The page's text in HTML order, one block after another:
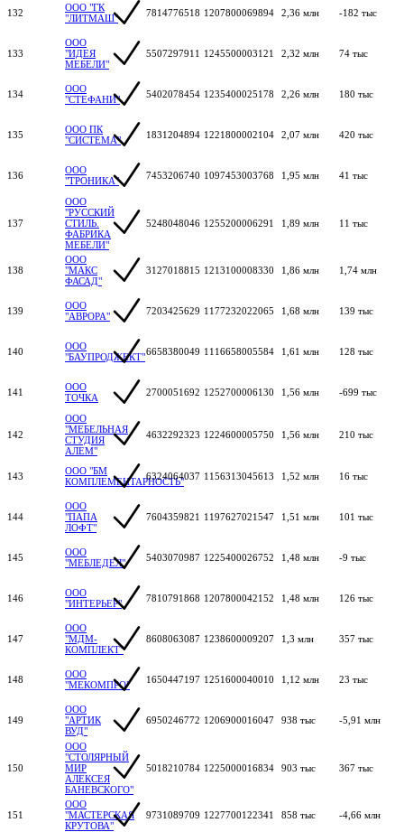
132
ООО "ГК
"ЛИТМАШ"
7814776518 1207800069894 2,36 млн -182 тыс
133
ООО
"ИДЕЯ
МЕБЕЛИ"
5507297911 1245500003121 2,32 млн 74 тыс
134
ООО
"СТЕФАНИ"
5402078454 1235400025178 2,26 млн 180 тыс
135
ООО ПК
"СИСТЕМА"
1831204894 1221800002104 2,07 млн 420 тыс
136
ООО
"ТРОНИКА"
7453206740 1097453003768 1,95 млн 41 тыс
137
ООО
"РУССКИЙ
СТИЛЬ.
ФАБРИКА
МЕБЕЛИ"
5248048046 1255200006291 1,89 млн 11 тыс
138
ООО
"МАКС
ФАСАД"
3127018815 1213100008330 1,86 млн 1,74 млн
139
ООО
"АВРОРА"
7203425629 1177232022065 1,68 млн 139 тыс
140
ООО
"БАУПРОДЖЕКТ"6658380049 1116658005584 1,61 млн 128 тыс
141
ООО
ТОЧКА
2700051692 1252700006130 1,56 млн -699 тыс
142
ООО
"МЕБЕЛЬНАЯ
СТУДИЯ
АЛЕМ"
4632292323 1224600005750 1,56 млн 210 тыс
143
ООО "БМ
КОМПЛЕМЕНТАРНОСТЬ"
6324064037 1156313045613 1,52 млн 16 тыс
144
ООО
"ПАПА
ЛОФТ"
7604359821 1197627021547 1,51 млн 101 тыс
145
ООО
"МЕБЛЕДЕЛ"
5403070987 1225400026752 1,48 млн -9 тыс
146
ООО
"ИНТЕРЬЕР"
7810791868 1207800042152 1,48 млн 126 тыс
147
ООО
"МДМ-
КОМПЛЕКТ"
8608063087 1238600009207 1,3 млн 357 тыс
148
ООО
"МЕКОМПРО"
1650447197 1251600040010 1,12 млн 23 тыс
149
ООО
"АРТИК
ВУД"
6950246772 1206900016047 938 тыс -5,91 млн
150
ООО
"СТОЛЯРНЫЙ
МИР
АЛЕКСЕЯ
БАНЕВСКОГО"
5018210784 1225000016834 903 тыс 367 тыс
151
ООО
"МАСТЕРСКАЯ
КРУТОВА"
9731089709 1227700122341 858 тыс -4,66 млн